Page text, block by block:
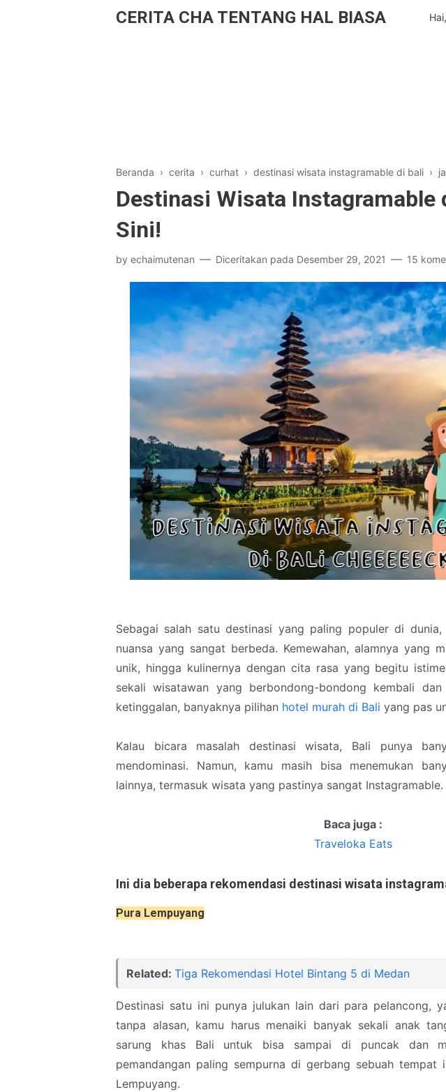
CERITA CHA TENTANG HAL BIASA
Beranda › cerita › curhat › destinasi wisata instagramable di bali ›
Destinasi Wisata Instagramable
Sini!
by echaimutenan Diceritakan pada Desember 29, 2021 15
Sebagai salah satu destinasi yang paling populer di dunia,
nuansa yang sangat berbeda. Kemewahan, alamnya yang
unik, hingga kulinernya dengan cita rasa yang begitu
sekali wisatawan yang berbondong-bondong kembali
ketinggalan, banyaknya pilihan hotel murah di Bali yang pas
Kalau bicara masalah destinasi wisata, Bali punya
mendominasi. Namun, kamu masih bisa menemukan
lainnya, termasuk wisata yang pastinya sangat Instagramable.
Baca juga :
Traveloka Eats
Ini dia beberapa rekomendasi destinasi wisata
Pura Lempuyang
Related: Tiga Rekomendasi Hotel Bintang 5 di Medan
Destinasi satu ini punya julukan lain dari para pelancong,
tanpa alasan, kamu harus menaiki banyak sekali anak
sarung khas Bali untuk bisa sampai di puncak dan
pemandangan paling sempurna di gerbang sebuah tempat
Lempuyang.